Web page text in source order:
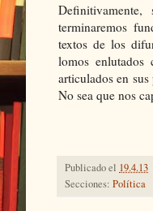
terminaremos
textos de los
lomos enlutados
articulados en
No sea que nos
Publicado el 19.4.13
Secciones: Política